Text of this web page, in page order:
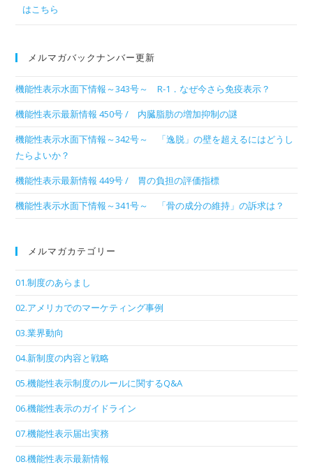
メルマガバックナンバー更新
機能性表示水面下情報～343号～ R-1．なぜ今さら免疫表示？
機能性表示最新情報 450号 / 内臓脂肪の増加抑制の謎
機能性表示水面下情報～342号～ 「逸脱」の壁を超えるにはどうし
たらよいか？
機能性表示最新情報 449号 / 胃の負担の評価指標
機能性表示水面下情報～341号～ 「骨の成分の維持」の訴求は？
メルマガカテゴリー
01.制度のあらまし
02.アメリカでのマーケティング事例
03.業界動向
04.新制度の内容と戦略
05.機能性表示制度のルールに関するQ&A
06.機能性表示のガイドライン
07.機能性表示届出実務
08.機能性表示最新情報